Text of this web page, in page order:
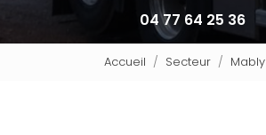
04 77 64 25 36
Accueil Secteur Mably